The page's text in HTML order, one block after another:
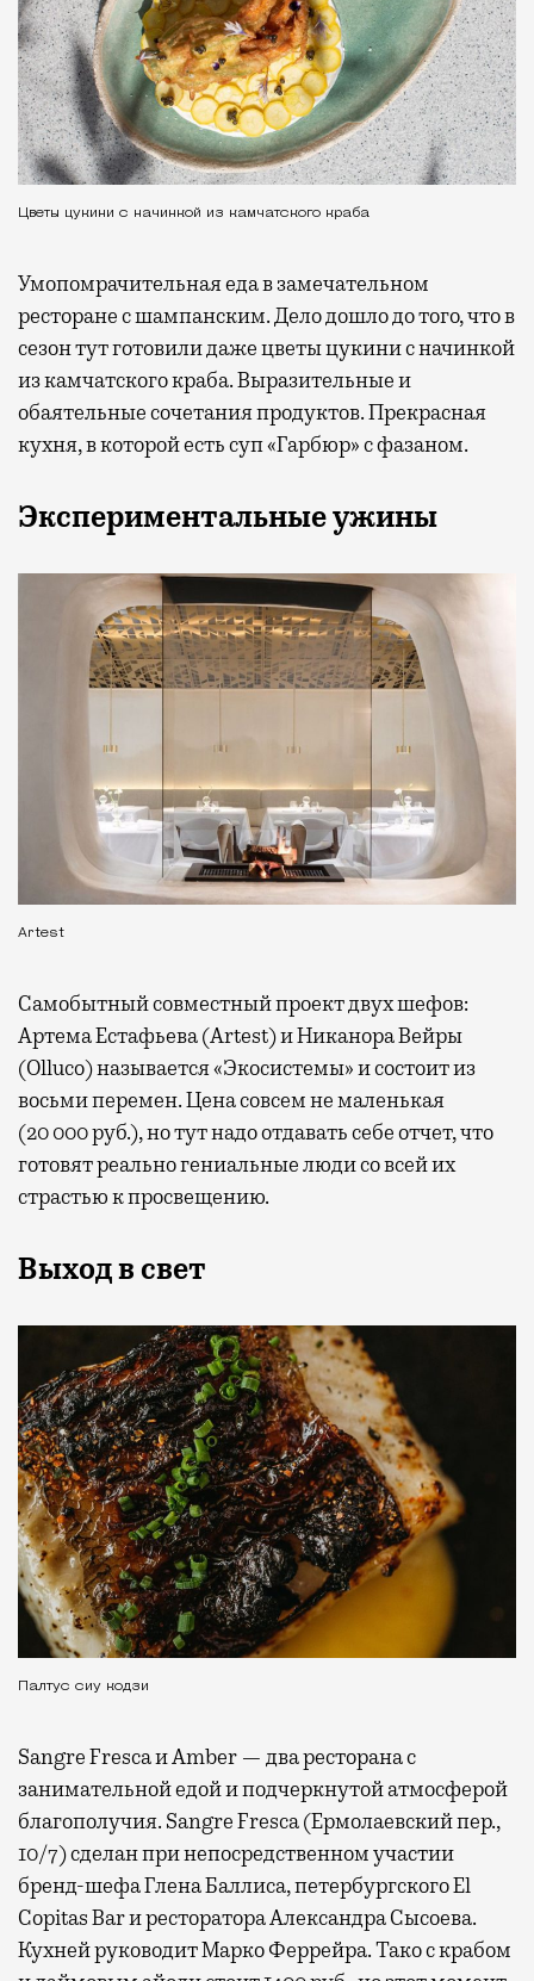
Цветы цукини с начинкой из камчатского краба
Умопомрачительная еда в замечательном
ресторане с шампанским. Дело дошло до того, что в
сезон тут готовили даже цветы цукини с начинкой
из камчатского краба. Выразительные и
обаятельные сочетания продуктов. Прекрасная
кухня, в которой есть суп «Гарбюр» с фазаном.
Экспериментальные ужины
Artest
Самобытный совместный проект двух шефов:
Артема Естафьева (Artest) и Никанора Вейры
(Olluco) называется «Экосистемы» и состоит из
восьми перемен. Цена совсем не маленькая
(20 000 руб.), но тут надо отдавать себе отчет, что
готовят реально гениальные люди со всей их
страстью к просвещению.
Выход в свет
Палтус сиу кодзи
Sangre Fresca и Amber — два ресторана с
занимательной едой и подчеркнутой атмосферой
благополучия. Sangre Fresca (Ермолаевский пер.,
10/7) сделан при непосредственном участии
бренд-шефа Глена Баллиса, петербургского El
Copitas Bar и ресторатора Александра Сысоева.
Кухней руководит Марко Феррейра. Тако с крабом